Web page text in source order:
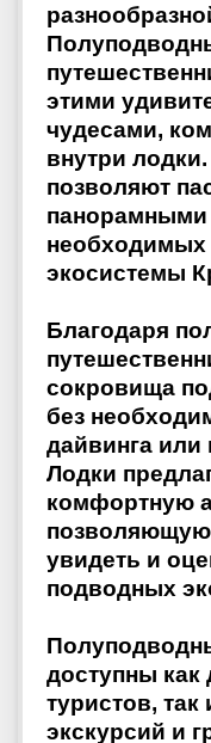
этими
чудесами,
внутри
позволяют
необходимых
экосистемы
Благодаря
сокровища
без
дайвинга или
Лодки
комфортную
увидеть и
подводных
доступны
туристов,
экскурсий и